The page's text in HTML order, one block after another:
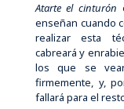
Atarte el cinturón
enseñan cuando
realizar esta
cabreará y
los que se
firmemente, y,
fallará para el